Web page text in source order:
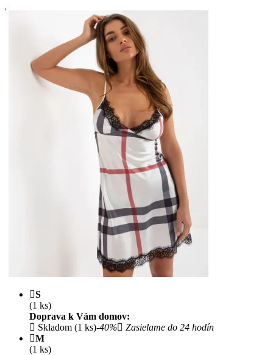
S
(1 ks)
Doprava k Vám domov:
Skladom (1 ks)-40%
Zasielame do 24 hodín
M
(1 ks)